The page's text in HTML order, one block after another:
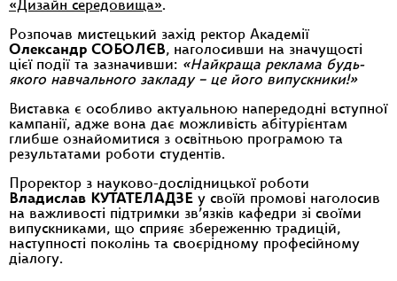
«Дизайн середовища».
Розпочав мистецький захід ректор Академії
Олександр СОБОЛЄВ, наголосивши на значущості
цієї події та зазначивши: «Найкраща реклама будь-
якого навчального закладу – це його випускники!»
Виставка є особливо актуальною напередодні вступної
кампанії, адже вона дає можливість абітурієнтам
глибше ознайомитися з освітньою програмою та
результатами роботи студентів.
Проректор з науково-дослідницької роботи
Владислав КУТАТЕЛАДЗЕ у своїй промові наголосив
на важливості підтримки зв’язків кафедри зі своїми
випускниками, що сприяє збереженню традицій,
наступності поколінь та своєрідному професійному
діалогу.